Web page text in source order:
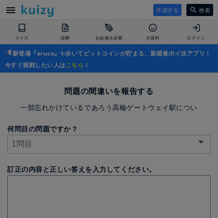
作成する 検索
クイズ 診断 お絵描き診断 大喜利 ログイン
新登場『aruco』✨歩いてビットコインが貯まる、新感覚ポイ活アプリ！
今すぐ挑戦したい人はこちら ！
問題の間違いを報告する
一部忘れかけているであろう高輪ゲートウェイ駅につい
何問目の問題ですか？
訂正の内容と正しい答えを入力してください。